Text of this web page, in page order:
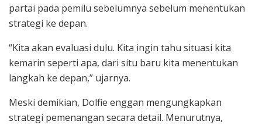
partai pada pemilu sebelumnya sebelum menentukan
strategi ke depan.
“Kita akan evaluasi dulu. Kita ingin tahu situasi kita
kemarin seperti apa, dari situ baru kita menentukan
langkah ke depan,” ujarnya.
Meski demikian, Dolfie enggan mengungkapkan
strategi pemenangan secara detail. Menurutnya,